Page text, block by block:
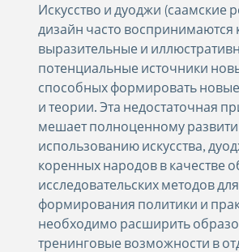
Искусство и дуоджи (саамские
дизайн часто воспринимаются
выразительные и
потенциальные источники
способных формировать
и теории. Эта недостаточная
мешает полноценному
использованию искусства,
коренных народов в качестве
исследовательских методов для
формирования политики и
необходимо расширить
тренинговые возможности в